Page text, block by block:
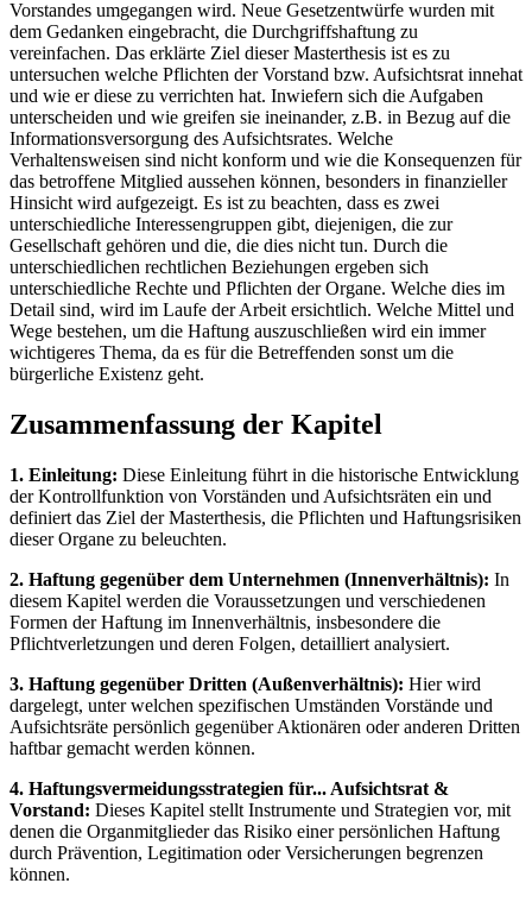
Vorstandes umgegangen wird. Neue Gesetzentwürfe wurden mit
dem Gedanken eingebracht, die Durchgriffshaftung zu
vereinfachen. Das erklärte Ziel dieser Masterthesis ist es zu
untersuchen welche Pflichten der Vorstand bzw. Aufsichtsrat innehat
und wie er diese zu verrichten hat. Inwiefern sich die Aufgaben
unterscheiden und wie greifen sie ineinander, z.B. in Bezug auf die
Informationsversorgung des Aufsichtsrates. Welche
Verhaltensweisen sind nicht konform und wie die Konsequenzen für
das betroffene Mitglied aussehen können, besonders in finanzieller
Hinsicht wird aufgezeigt. Es ist zu beachten, dass es zwei
unterschiedliche Interessengruppen gibt, diejenigen, die zur
Gesellschaft gehören und die, die dies nicht tun. Durch die
unterschiedlichen rechtlichen Beziehungen ergeben sich
unterschiedliche Rechte und Pflichten der Organe. Welche dies im
Detail sind, wird im Laufe der Arbeit ersichtlich. Welche Mittel und
Wege bestehen, um die Haftung auszuschließen wird ein immer
wichtigeres Thema, da es für die Betreffenden sonst um die
bürgerliche Existenz geht.
Zusammenfassung der Kapitel
1. Einleitung: Diese Einleitung führt in die historische Entwicklung
der Kontrollfunktion von Vorständen und Aufsichtsräten ein und
definiert das Ziel der Masterthesis, die Pflichten und Haftungsrisiken
dieser Organe zu beleuchten.
2. Haftung gegenüber dem Unternehmen (Innenverhältnis): In
diesem Kapitel werden die Voraussetzungen und verschiedenen
Formen der Haftung im Innenverhältnis, insbesondere die
Pflichtverletzungen und deren Folgen, detailliert analysiert.
3. Haftung gegenüber Dritten (Außenverhältnis): Hier wird
dargelegt, unter welchen spezifischen Umständen Vorstände und
Aufsichtsräte persönlich gegenüber Aktionären oder anderen Dritten
haftbar gemacht werden können.
4. Haftungsvermeidungsstrategien für... Aufsichtsrat &
Vorstand: Dieses Kapitel stellt Instrumente und Strategien vor, mit
denen die Organmitglieder das Risiko einer persönlichen Haftung
durch Prävention, Legitimation oder Versicherungen begrenzen
können.